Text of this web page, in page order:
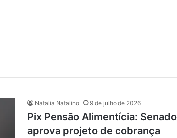
Natalia Natalino 9 de julho de 2026
Pix Pensão Alimentícia: Senado
aprova projeto de cobrança